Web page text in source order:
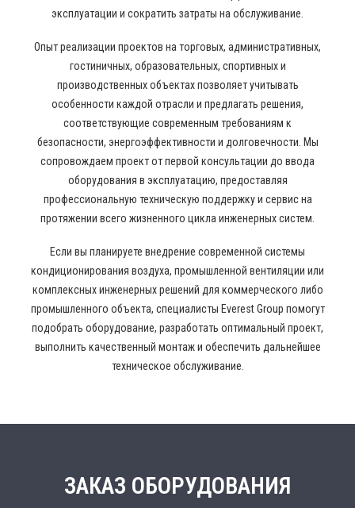
эксплуатации и сократить затраты на обслуживание.
Опыт реализации проектов на торговых, административных,
гостиничных, образовательных, спортивных и
производственных объектах позволяет учитывать
особенности каждой отрасли и предлагать решения,
соответствующие современным требованиям к
безопасности, энергоэффективности и долговечности. Мы
сопровождаем проект от первой консультации до ввода
оборудования в эксплуатацию, предоставляя
профессиональную техническую поддержку и сервис на
протяжении всего жизненного цикла инженерных систем.
Если вы планируете внедрение современной системы
кондиционирования воздуха, промышленной вентиляции или
комплексных инженерных решений для коммерческого либо
промышленного объекта, специалисты Everest Group помогут
подобрать оборудование, разработать оптимальный проект,
выполнить качественный монтаж и обеспечить дальнейшее
техническое обслуживание.
ЗАКАЗ ОБОРУДОВАНИЯ